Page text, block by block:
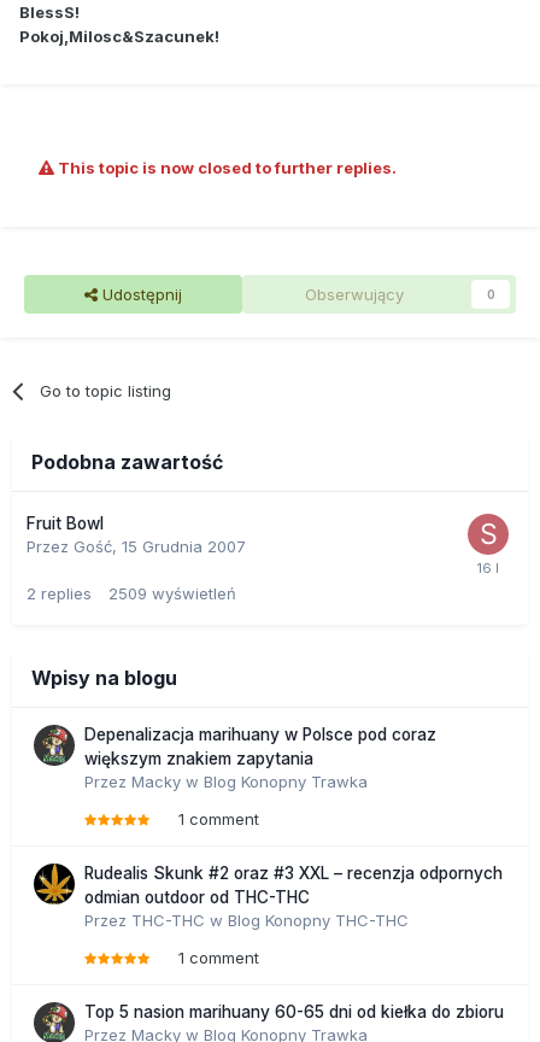
BlessS!
Pokoj,Milosc&Szacunek!
This topic is now closed to further replies.
Udostępnij Obserwujący 0
Go to topic listing
Podobna zawartość
Fruit Bowl
Przez Gość, 15 Grudnia 2007
2 replies 2509 wyświetleń
Wpisy na blogu
Depenalizacja marihuany w Polsce pod coraz
większym znakiem zapytania
Przez Macky w Blog Konopny Trawka
1 comment
Rudealis Skunk #2 oraz #3 XXL – recenzja odpornych
odmian outdoor od THC-THC
Przez THC-THC w Blog Konopny THC-THC
1 comment
Top 5 nasion marihuany 60-65 dni od kiełka do zbioru
Przez Macky w Blog Konopny Trawka